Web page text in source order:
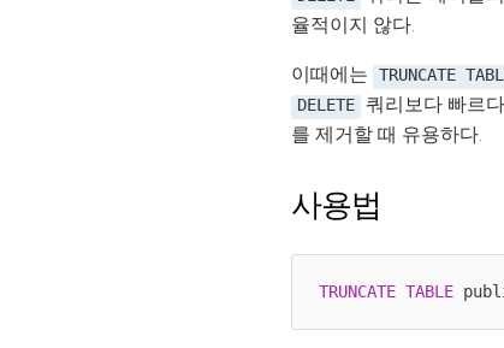
율적이지 않다.
이때에는 TRUNCATE
DELETE 쿼리보다 빠르
를 제거할 때 유용하다.
사용법
TRUNCATE TABLE